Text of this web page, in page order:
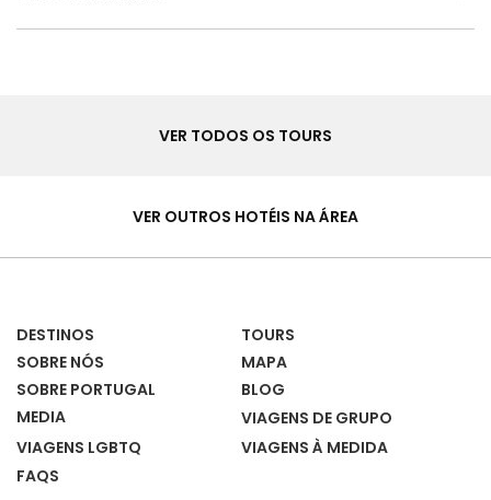
VER TODOS OS TOURS
Casas
VER OUTROS HOTÉIS NA ÁREA
DESTINOS
TOURS
SOBRE NÓS
MAPA
SOBRE PORTUGAL
BLOG
MEDIA
VIAGENS DE GRUPO
VIAGENS LGBTQ
VIAGENS À MEDIDA
FAQS